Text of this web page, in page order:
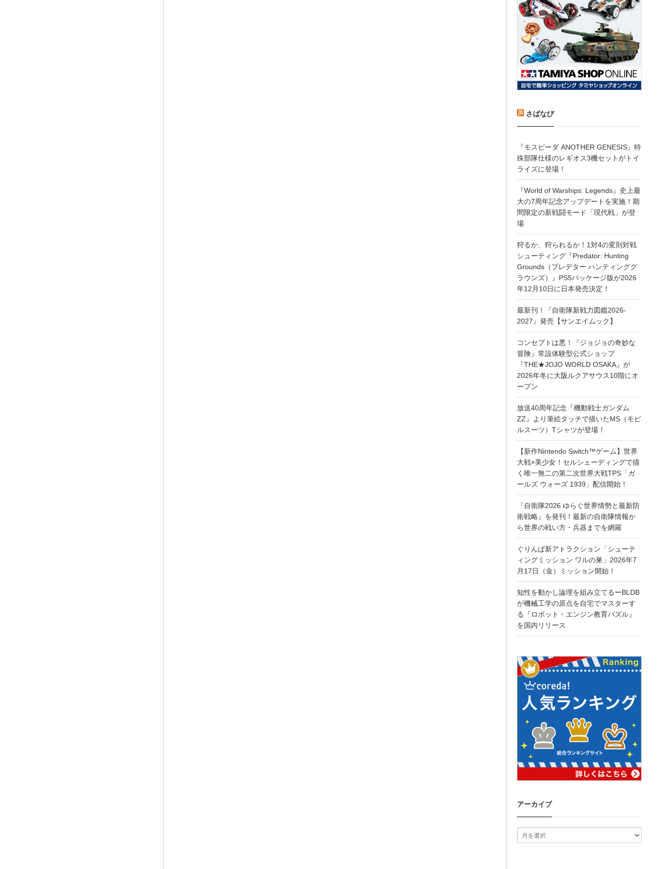
さばなび
『モスピーダ ANOTHER GENESIS』特
殊部隊仕様のレギオス3機セットがトイ
ライズに登場！
『World of Warships: Legends』史上最
大の7周年記念アップデートを実施！期
間限定の新戦闘モード「現代戦」が登
場
狩るか、狩られるか！1対4の変則対戦
シューティング『Predator: Hunting
Grounds（プレデター ハンティンググ
ラウンズ）』PS5パッケージ版が2026
年12月10日に日本発売決定！
最新刊！『自衛隊新戦力図鑑2026-
2027』発売【サンエイムック】
コンセプトは悪！『ジョジョの奇妙な
冒険』常設体験型公式ショップ
『THE★JOJO WORLD OSAKA』が
2026年冬に大阪ルクアサウス10階にオ
ープン
放送40周年記念『機動戦士ガンダム
ZZ』より筆絵タッチで描いたMS（モビ
ルスーツ）Tシャツが登場！
【新作Nintendo Switch™ゲーム】世界
大戦×美少女！セルシェーディングで描
く唯一無二の第二次世界大戦TPS「ガ
ールズ ウォーズ 1939」配信開始！
『自衛隊2026 ゆらぐ世界情勢と最新防
衛戦略』を発刊！最新の自衛隊情報か
ら世界の戦い方・兵器までを網羅
ぐりんぱ新アトラクション「シューテ
ィングミッション ワルの巣」2026年7
月17日（金）ミッション開始！
知性を動かし論理を組み立てるーBLDB
が機械工学の原点を自宅でマスターす
る『ロボット・エンジン教育パズル』
を国内リリース
アーカイブ